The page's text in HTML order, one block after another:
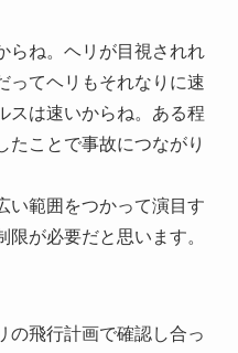
らね。ヘリが目視されれ
ってヘリもそれなりに速
スは速いからね。ある程
たことで事故につながり
い範囲をつかって演目す
が必要だと思います。
の飛行計画で確認し合っ